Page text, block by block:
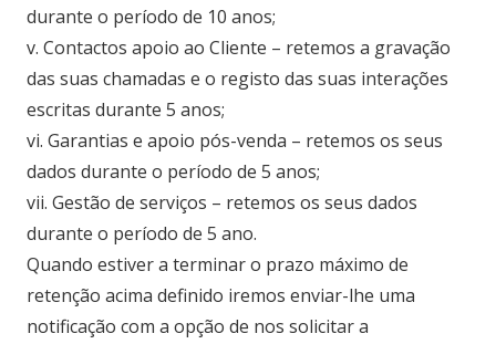
durante o período de 10 anos;
v. Contactos apoio ao Cliente – retemos a gravação
das suas chamadas e o registo das suas interações
escritas durante 5 anos;
vi. Garantias e apoio pós-venda – retemos os seus
dados durante o período de 5 anos;
vii. Gestão de serviços – retemos os seus dados
durante o período de 5 ano.
Quando estiver a terminar o prazo máximo de
retenção acima definido iremos enviar-lhe uma
notificação com a opção de nos solicitar a